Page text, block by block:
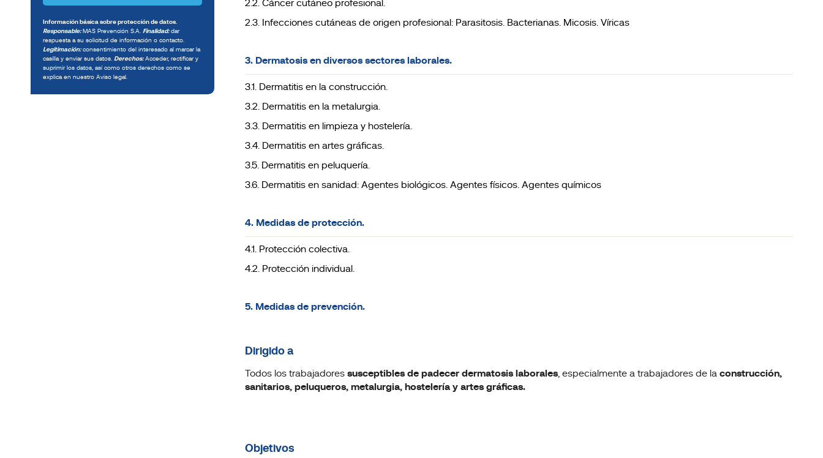
Información básica sobre protección de datos.
Responsable: MAS Prevención S.A. Finalidad: dar
respuesta a su solicitud de información o contacto.
Legitimación: consentimiento del interesado al marcar la
casilla y enviar sus datos. Derechos: Acceder, rectificar y
suprimir los datos, así como otros derechos como se
explica en nuestro Aviso legal.
2.2. Cáncer cutáneo profesional.
2.3. Infecciones cutáneas de origen profesional: Parasitosis. Bacterianas. Micosis. Víricas
3. Dermatosis en diversos sectores laborales.
3.1. Dermatitis en la construcción.
3.2. Dermatitis en la metalurgia.
3.3. Dermatitis en limpieza y hostelería.
3.4. Dermatitis en artes gráficas.
3.5. Dermatitis en peluquería.
3.6. Dermatitis en sanidad: Agentes biológicos. Agentes físicos. Agentes químicos
4. Medidas de protección.
4.1. Protección colectiva.
4.2. Protección individual.
5. Medidas de prevención.
Dirigido a
Todos los trabajadores susceptibles de padecer dermatosis laborales, especialmente a trabajadores de la construcción,
sanitarios, peluqueros, metalurgia, hostelería y artes gráficas.
Objetivos